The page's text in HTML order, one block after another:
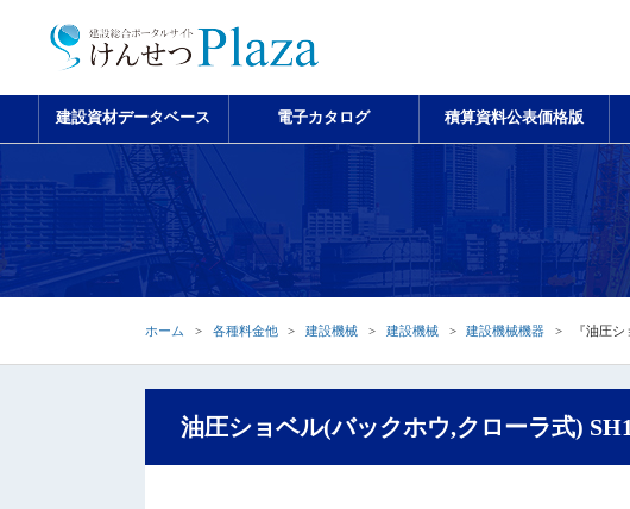
建設資材データベース 電子カタログ 積算資料公表価格版
ホーム 各種料金他 建設機械 建設機械 建設機械機器 『油圧
油圧ショベル(バックホウ,クローラ式)